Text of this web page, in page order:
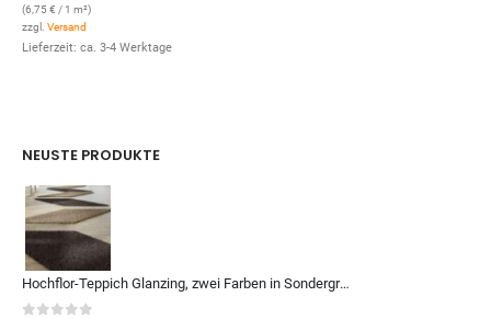
(6,75€ / 1 m²)
zzgl. Versand
Lieferzeit: ca. 3-4 Werktage
NEUSTE PRODUKTE
Hochflor-Teppich Glanzing, zwei Farben in Sondergrößen und Formen, zum Qm-Preis von (Kopie)